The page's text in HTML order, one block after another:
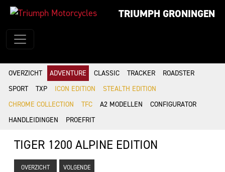
TRIUMPH GRONINGEN
OVERZICHT ADVENTURE CLASSIC TRACKER
ROADSTER
SPORT
TXP ICON EDITION
STEALTH EDITION
CHROME COLLECTION
TFC A2 MODELLEN
CONFIGURATOR
HANDLEIDINGEN
PROEFRIT
TIGER 1200 ALPINE EDITION
OVERZICHT VOLGENDE